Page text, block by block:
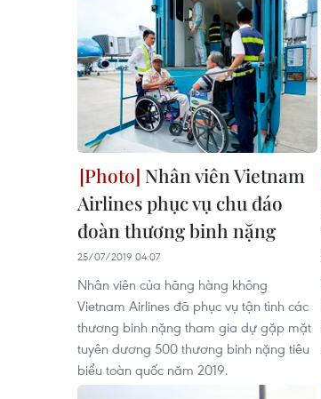
Nhân viên Vietnam
Airlines phục vụ chu đáo
đoàn thương binh nặng
25/07/2019 04:07
Nhân viên của hãng hàng không
Vietnam Airlines đã phục vụ tận tình các
thương binh nặng tham gia dự gặp mặt
tuyên dương 500 thương binh nặng tiêu
biểu toàn quốc năm 2019.